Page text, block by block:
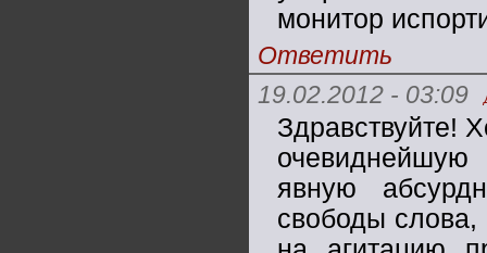
монитор
Ответить
19.02.2012 - 03:09
Здравствуйте!
очевиднейшую
явную
свободы слова,